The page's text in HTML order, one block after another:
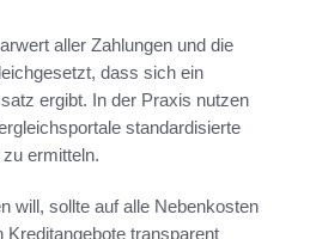
aller Zahlungen und die
dass sich ein
ergibt. In der Praxis nutzen
standardisierte
ermitteln.
will, sollte auf alle Nebenkosten
transparent